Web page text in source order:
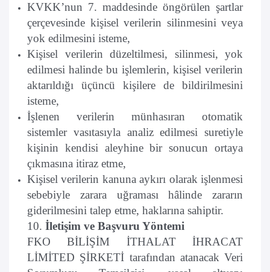
KVKK’nun 7. maddesinde öngörülen şartlar
çerçevesinde kişisel verilerin silinmesini veya
yok edilmesini isteme,
Kişisel verilerin düzeltilmesi, silinmesi, yok
edilmesi halinde bu işlemlerin, kişisel verilerin
aktarıldığı üçüncü kişilere de bildirilmesini
isteme,
İşlenen verilerin münhasıran otomatik
sistemler vasıtasıyla analiz edilmesi suretiyle
kişinin kendisi aleyhine bir sonucun ortaya
çıkmasına itiraz etme,
Kişisel verilerin kanuna aykırı olarak işlenmesi
sebebiyle zarara uğraması hâlinde zararın
giderilmesini talep etme, haklarına sahiptir.
10. İletişim ve Başvuru Yöntemi
FKO BİLİŞİM İTHALAT İHRACAT
LİMİTED ŞİRKETİ tarafından atanacak Veri